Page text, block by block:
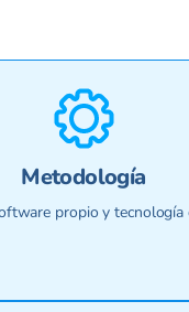
Metodología
propio y tecnología